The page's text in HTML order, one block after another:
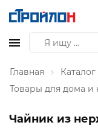
Главная Каталог
Товары для дома и
Чайник из